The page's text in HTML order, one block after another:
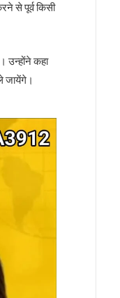
से पूर्व किसी
उन्होंने कहा
जायेंगे।